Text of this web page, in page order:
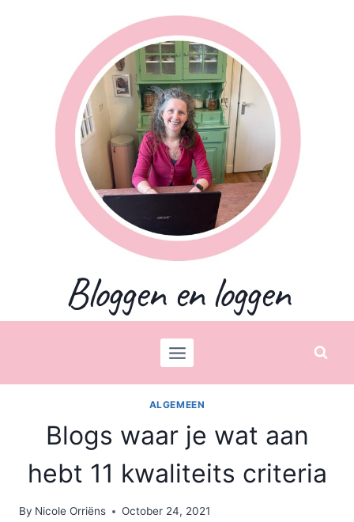
Bloggen en loggen
ALGEMEEN
Blogs waar je wat aan
hebt 11 kwaliteits criteria
By Nicole Orriëns October 24, 2021